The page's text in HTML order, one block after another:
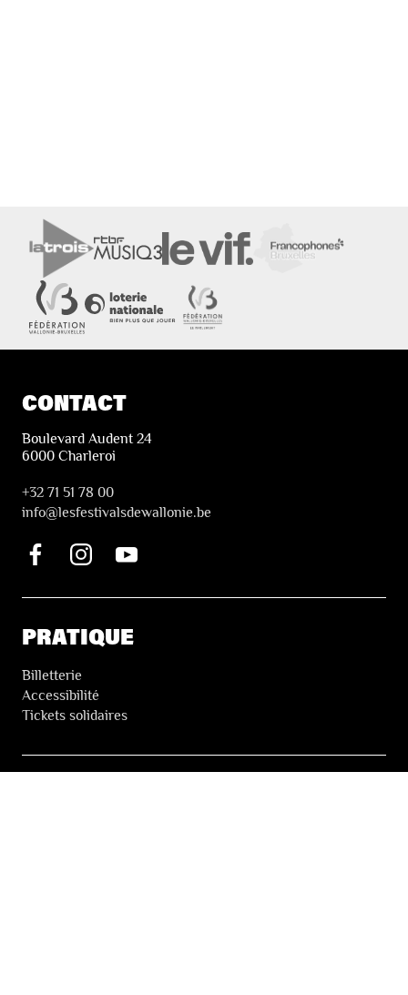
CONTACT
Boulevard Audent 24
6000 Charleroi
+32 71 51 78 00
info@lesfestivalsdewallonie.be
PRATIQUE
Billetterie
Accessibilité
Tickets solidaires